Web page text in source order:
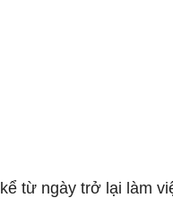
kể từ ngày trở lại làm